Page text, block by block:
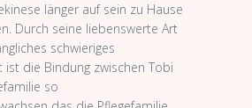
länger auf sein zu Hause
Durch seine liebenswerte Art
schwieriges
die Bindung zwischen Tobi
so